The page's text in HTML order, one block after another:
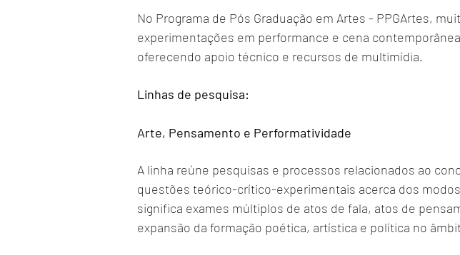
No Programa de Pós Graduação em Artes - PPGArtes,
experimentações em performance e cena
oferecendo apoio técnico e recursos de multimídia.
Linhas de pesquisa:
Arte, Pensamento e Performatividade
A linha reúne pesquisas e processos relacionados ao
questões teórico-crítico-experimentais acerca dos
significa exames múltiplos de atos de fala, atos de
expansão da formação poética, artística e política no